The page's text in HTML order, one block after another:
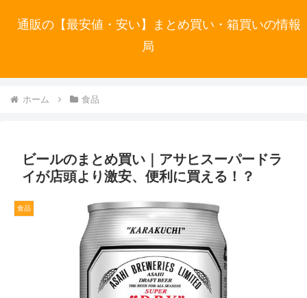
通販の【最安値・安い】まとめ買い・箱買いの情報
局
ホーム 食品
ビールのまとめ買い｜アサヒスーパードラ
イが店頭より激安、便利に買える！？
食品